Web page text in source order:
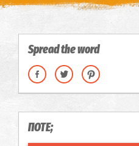
Spread the word
ΠΟΤΕ;